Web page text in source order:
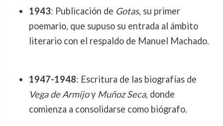
1943: Publicación de Gotas, su primer
poemario, que supuso su entrada al ámbito
literario con el respaldo de Manuel Machado.
1947-1948: Escritura de las biografías de
Vega de Armijoy Muñoz Seca, donde
comienza a consolidarse como biógrafo.